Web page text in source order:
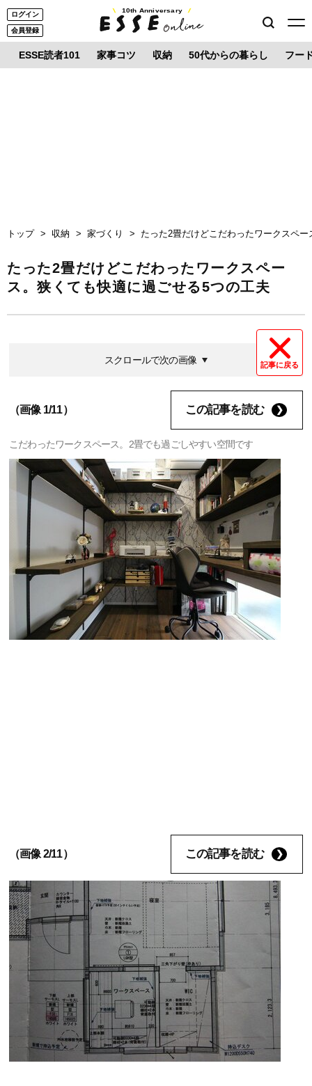
ログイン
会員登録
10th Anniversary
ESSE読者101 家事コツ 収納 50代からの暮らし フー
トップ 収納 家づくり たった2畳だけどこだわったワークスペ
たった2畳だけどこだわったワークスペー
ス。狭くても快適に過ごせる5つの工夫
記事に戻る
スクロールで次の画像
（画像 1/11） この記事を読む
こだわったワークスペース。2畳でも過ごしやすい空間です
（画像 2/11） この記事を読む